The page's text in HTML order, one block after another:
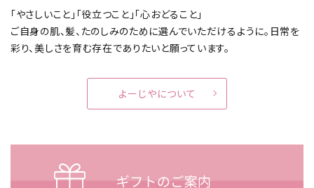
「やさしいこと」「役立つこと」「心おどること」
ご自身の肌、髪、たのしみのために選んでいただけるように。 日常を
彩り、美しさを育む存在でありたいと願っています。
よーじやについて